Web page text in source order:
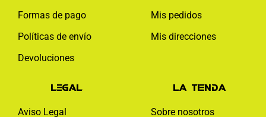
Formas de pago
Políticas de envío
Devoluciones
Mis pedidos
Mis direcciones
Legal
Aviso Legal
La tienda
Sobre nosotros